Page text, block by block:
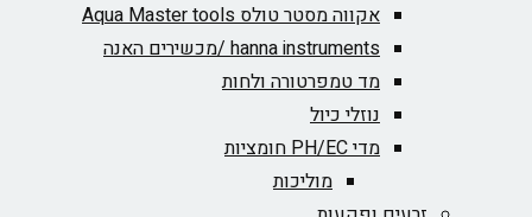
אקווה מסטר טולס Aqua Master tools
hanna instruments /מכשירים האנה
מד טמפרטורה ולחות
נוזלי כיול
מדי PH/EC חומציות
מוליכות